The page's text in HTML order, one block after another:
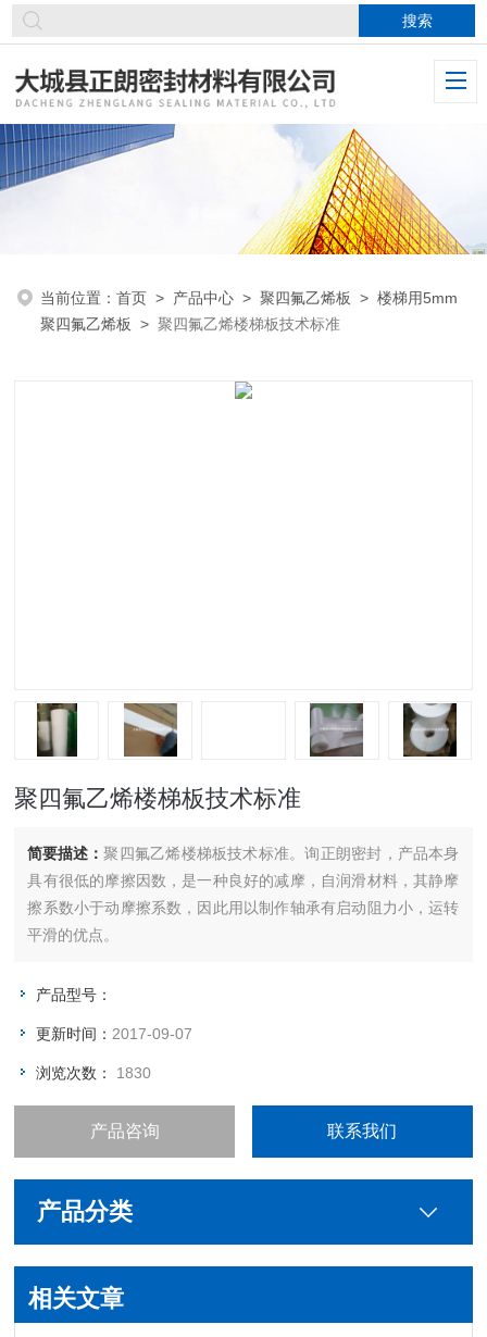
当前位置：首页 > 产品中心 >聚四氟乙烯板 >楼梯用5mm
聚四氟乙烯板
>聚四氟乙烯楼梯板技术标准
聚四氟乙烯楼梯板技术标准
简要描述：聚四氟乙烯楼梯板技术标准。询正朗密封，产品本身
具有很低的摩擦因数，是一种良好的减摩，自润滑材料，其静摩
擦系数小于动摩擦系数，因此用以制作轴承有启动阻力小，运转
平滑的优点。
产品型号：
更新时间： 2017-09-07
浏览次数： 1830
产品咨询 联系我们
产品分类
相关文章